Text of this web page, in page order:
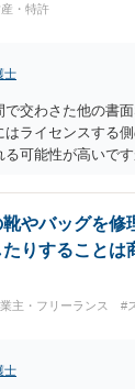
・特許
士
で交わさた他の書
ライセンスする
る可能性が高いで
日本法になるとし
ライセンスされた
約の時期などを見
情が分からないと
直接相談されるこ
やバッグを修
りすることは
主・フリーランス #
士